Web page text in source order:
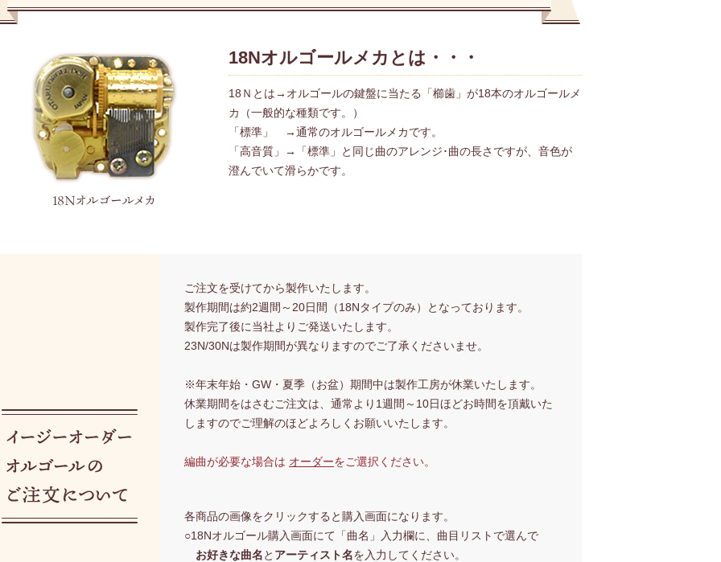
18Nオルゴールメカとは・・・
18Ｎとは→オルゴールの鍵盤に当たる「櫛歯」が18本のオルゴールメ
カ（一般的な種類です。）
「標準」 →通常のオルゴールメカです。
「高音質」→「標準」と同じ曲のアレンジ･曲の長さですが、音色が
澄んでいて滑らかです。
ご注文を受けてから製作いたします。
製作期間は約2週間～20日間（18Nタイプのみ）となっております。
製作完了後に当社よりご発送いたします。
23N/30Nは製作期間が異なりますのでご了承くださいませ。
※年末年始・GW・夏季（お盆）期間中は製作工房が休業いたします。
休業期間をはさむご注文は、通常より1週間～10日ほどお時間を頂戴いた
しますのでご理解のほどよろしくお願いいたします。
編曲が必要な場合は オーダーをご選択ください。
各商品の画像をクリックすると購入画面になります。
○18Nオルゴール購入画面にて「曲名」入力欄に、曲目リストで選んで
お好きな曲名と アーティスト名を入力してください。